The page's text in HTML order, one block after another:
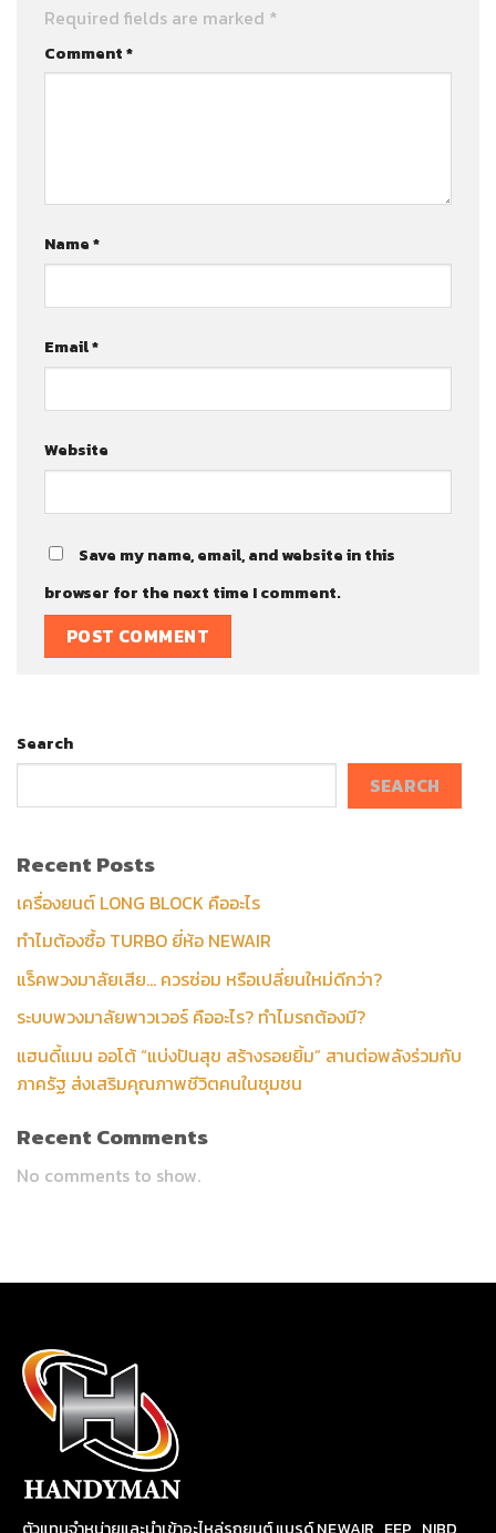
Required fields are marked *
Comment*
Name*
Email*
Website
Save my name, email, and website in this
browser for the next time I comment.
Search
SEARCH
Recent Posts
เครื่องยนต์ LONG BLOCK คืออะไร
ทำไมต้องซื้อ TURBO ยี่ห้อ NEWAIR
แร็คพวงมาลัยเสีย… ควรซ่อม หรือเปลี่ยนใหม่ดีกว่า?
ระบบพวงมาลัยพาวเวอร์ คืออะไร? ทำไมรถต้องมี?
แฮนดี้แมน ออโต้ “แบ่งปันสุข สร้างรอยยิ้ม” สานต่อพลังร่วมกับ
ภาครัฐ ส่งเสริมคุณภาพชีวิตคนในชุมชน
Recent Comments
No comments to show.